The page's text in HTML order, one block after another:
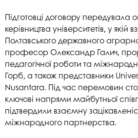
Підготовці договору передувала
керівництва університетів, у якій
Полтавського державного
професор Олександр Галич,
педагогічної роботи та
Горб, а також представники
Nusantara. Під час перемовин
ключові напрями майбутньої
підтвердили взаємну
міжнародного партнерства.